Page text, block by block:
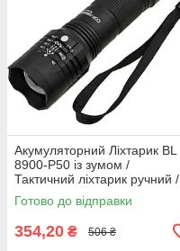
Акумуляторний Ліхтарик BL
8900-P50 із зумом /
Тактичний ліхтарик ручний /
Ліхтарик на акумуляторі
Готово до відправки
354,20 ₴ 506 ₴